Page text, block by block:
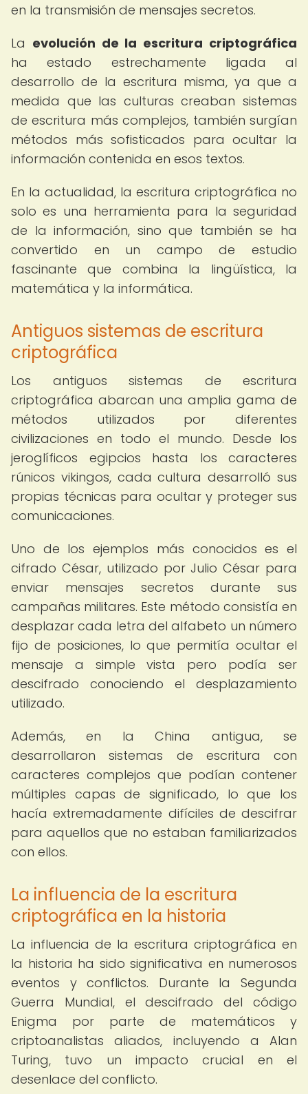
en la transmisión de mensajes secretos.
La evolución de la escritura criptográfica
ha estado estrechamente ligada al
desarrollo de la escritura misma, ya que a
medida que las culturas creaban sistemas
de escritura más complejos, también surgían
métodos más sofisticados para ocultar la
información contenida en esos textos.
En la actualidad, la escritura criptográfica no
solo es una herramienta para la seguridad
de la información, sino que también se ha
convertido en un campo de estudio
fascinante que combina la lingüística, la
matemática y la informática.
Antiguos sistemas de escritura
criptográfica
Los antiguos sistemas de escritura
criptográfica abarcan una amplia gama de
métodos utilizados por diferentes
civilizaciones en todo el mundo. Desde los
jeroglíficos egipcios hasta los caracteres
rúnicos vikingos, cada cultura desarrolló sus
propias técnicas para ocultar y proteger sus
comunicaciones.
Uno de los ejemplos más conocidos es el
cifrado César, utilizado por Julio César para
enviar mensajes secretos durante sus
campañas militares. Este método consistía en
desplazar cada letra del alfabeto un número
fijo de posiciones, lo que permitía ocultar el
mensaje a simple vista pero podía ser
descifrado conociendo el desplazamiento
utilizado.
Además, en la China antigua, se
desarrollaron sistemas de escritura con
caracteres complejos que podían contener
múltiples capas de significado, lo que los
hacía extremadamente difíciles de descifrar
para aquellos que no estaban familiarizados
con ellos.
La influencia de la escritura
criptográfica en la historia
La influencia de la escritura criptográfica en
la historia ha sido significativa en numerosos
eventos y conflictos. Durante la Segunda
Guerra Mundial, el descifrado del código
Enigma por parte de matemáticos y
criptoanalistas aliados, incluyendo a Alan
Turing, tuvo un impacto crucial en el
desenlace del conflicto.